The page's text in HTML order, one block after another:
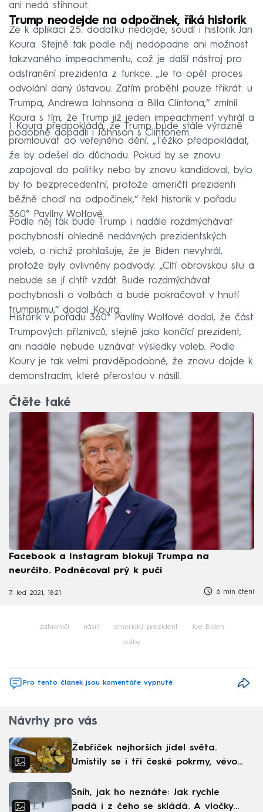
ani nedá stihnout.
Trump neodejde na odpočinek, říká historik
Že k aplikaci 25. dodatku nedojde, soudí i historik Jan
Koura. Stejně tak podle něj nedopadne ani možnost
takzvaného impeachmentu, což je další nástroj pro
odstranění prezidenta z funkce. „Je to opět proces
odvolání daný ústavou. Zatím proběhl pouze třikrát: u
Trumpa, Andrewa Johnsona a Billa Clintona,“ zmínil
Koura s tím, že Trump již jeden impeachment vyhrál a
podobně dopadli i Johnson s Clintonem.
I Koura předpokládá, že Trump bude stále výrazně
promlouvat do veřejného dění. „Těžko předpokládat,
že by odešel do důchodu. Pokud by se znovu
zapojoval do politiky nebo by znovu kandidoval, bylo
by to bezprecedentní, protože američtí prezidenti
běžně chodí na odpočinek,“ řekl historik v pořadu
360° Pavlíny Wolfové.
Podle něj tak bude Trump i nadále rozdmýchávat
pochybnosti ohledně nedávných prezidentských
voleb, o nichž prohlašuje, že je Biden nevyhrál,
protože byly ovlivněny podvody. „Cítí obrovskou sílu a
nebude se jí chtít vzdát. Bude rozdmýchávat
pochybnosti o volbách a bude pokračovat v hnutí
trumpismu,“ dodal Koura.
Historik v pořadu 360° Pavlíny Wolfové dodal, že část
Trumpových příznivců, stejně jako končící prezident,
ani nadále nebude uznávat výsledky voleb. Podle
Koury je tak velmi pravděpodobné, že znovu dojde k
demonstracím, které přerostou v násilí.
Čtěte také
Facebook a Instagram blokují Trumpa na
neurčito. Podněcoval prý k puči
7. led 2021, 18:21 6 min čtení
zahraničí násilí americký prezident Joe Biden
volby
Pro tento článek jsou komentáře vypnuté
Návrhy pro vás
Žebříček nejhorších jídel světa.
Umístily se i tři české pokrmy, vévodí
Sníh, jak ho neznáte: Jak rychle
padá i z čeho se skládá. A vločky